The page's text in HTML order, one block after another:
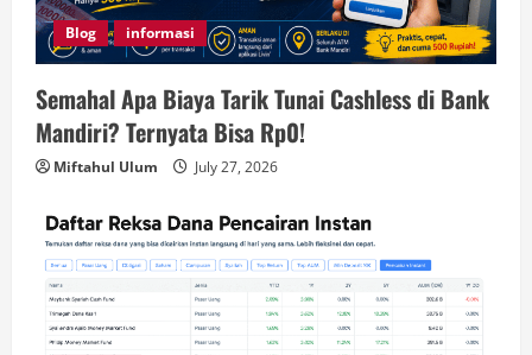
Blog informasi
Semahal Apa Biaya Tarik Tunai Cashless di Bank
Mandiri? Ternyata Bisa Rp0!
Miftahul Ulum July 27, 2026